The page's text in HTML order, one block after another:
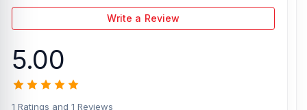
Write a Review
5.00
1 Ratings and 1 Reviews